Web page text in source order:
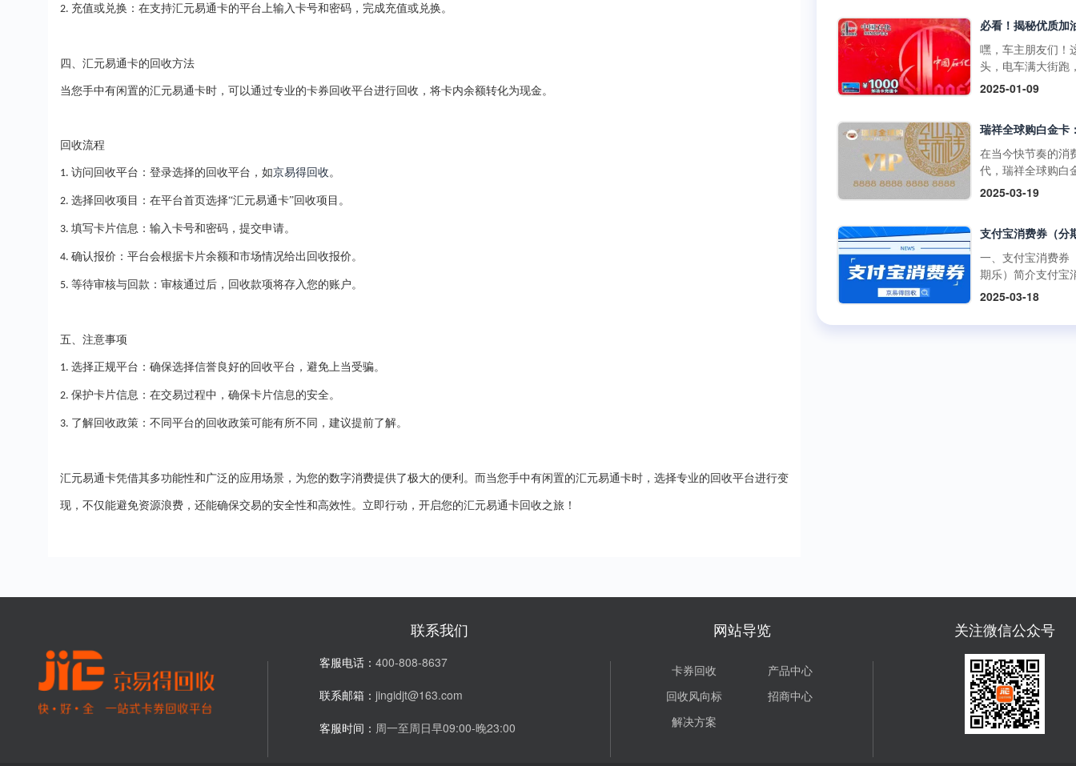
2. 充值或兑换：在支持汇元易通卡的平台上输入卡号和密码，完成充值或兑换。
四、汇元易通卡的回收方法
当您手中有闲置的汇元易通卡时，可以通过专业的卡券回收平台进行回收，将卡内余额转化为现金。
回收流程
1. 访问回收平台：登录选择的回收平台，如京易得回收。
2. 选择回收项目：在平台首页选择“汇元易通卡”回收项目。
3. 填写卡片信息：输入卡号和密码，提交申请。
4. 确认报价：平台会根据卡片余额和市场情况给出回收报价。
5. 等待审核与回款：审核通过后，回收款项将存入您的账户。
五、注意事项
1. 选择正规平台：确保选择信誉良好的回收平台，避免上当受骗。
2. 保护卡片信息：在交易过程中，确保卡片信息的安全。
3. 了解回收政策：不同平台的回收政策可能有所不同，建议提前了解。
汇元易通卡凭借其多功能性和广泛的应用场景，为您的数字消费提供了极大的便利。而当您手中有闲置的汇元易通卡时，选择专业的回收平台进行变
现，不仅能避免资源浪费，还能确保交易的安全性和高效性。立即行动，开启您的汇元易通卡回收之旅！
用：•&nb....
难，让闲置兑换码
啡兑换码：获取与
丰富的获取途径官
道：瑞幸咖啡APP
序，在“优惠券”或“
卡”板块，按照指
可便捷购买兑换码
里的兑换码种类丰
面值多样，....
还是挑选家居用品
人护理产品，甚至
百罗森便利店购买
食品、冰激凌等，
使用提货券轻松结
中百电器不支持提
线下门店使用人工
台：在门店购物结
后，前往人工收银
货券，收银员会通
码或手动输入相关
息，完成抵扣支付
商品金额超过提货
额，需自行支付超
额，剩....
不仅具有支付功能
提供多种优惠和特
如折扣、积分奖励
购买渠道1.朴朴超
访问朴朴超市官方
或通过朴朴App，
择“购物卡”或“充值
心”，完成支付后
物卡将存入您的账
朴朴超市门店的客
直接购买实体卡。
第三方平台： 在
宝、京东等....
嘿，车主朋友们！
头，电车满大街跑
里的加油卡是不是
现才是正解。但市
平台五花八门，到
家靠谱又安全？别
优质加油卡回收平
平台的两大“黄金准
则” （一）高资质
通货 加油充值卡可
是小数目，少则几
多则上千，省着点
2025-01-09
在当今快节奏的消
代，瑞祥全球购白
凭借其强大的功能
发放的首选。作为
专业的卡券回收平
京易得回收深知瑞
势，今天就让我们
了解一下这张备受
支持话费充值、油
值、水电费缴纳等
2025-03-19
一、支付宝消费券
期乐）简介支付宝
券（分期乐）是由
出的电子优惠券。
等。4.会员服务：
等。 三、消费券的
在支付宝首页的“卡
包”或“我的”页面中
&l....
2025-03-18
联系我们
客服电话： 400-808-8637
联系邮箱： jingidjt@163.com
客服时间： 周一至周日早09:00-晚23:00
网站导览
卡券回收
产品中心
回收风向标
招商中心
解决方案
关注微信公众号